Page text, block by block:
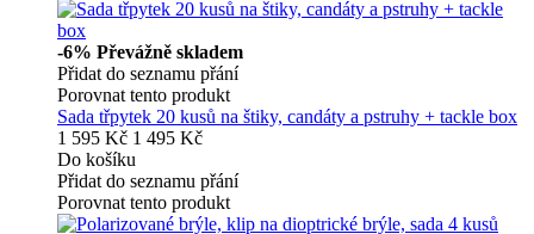
-6% Převážně skladem
Přidat do seznamu přání
Porovnat tento produkt
Sada třpytek 20 kusů na štiky, candáty a pstruhy + tackle box
1 595 Kč 1 495 Kč
Do košíku
Přidat do seznamu přání
Porovnat tento produkt